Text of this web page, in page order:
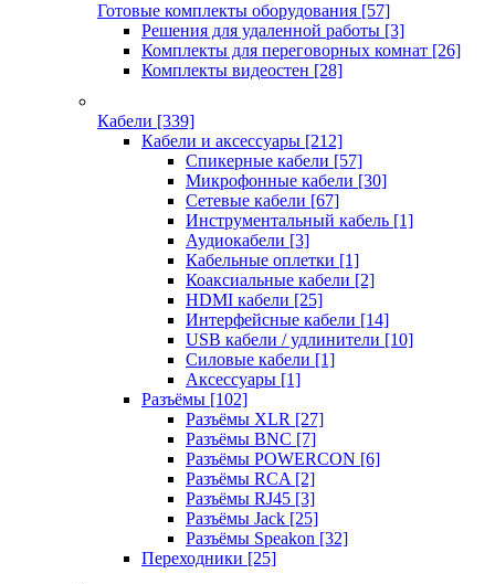
Готовые комплекты оборудования [57]
Решения для удаленной работы [3]
Комплекты для переговорных комнат [26]
Комплекты видеостен [28]
Кабели [339]
Кабели и аксессуары [212]
Спикерные кабели [57]
Микрофонные кабели [30]
Сетевые кабели [67]
Инструментальный кабель [1]
Аудиокабели [3]
Кабельные оплетки [1]
Коаксиальные кабели [2]
HDMI кабели [25]
Интерфейсные кабели [14]
USB кабели / удлинители [10]
Силовые кабели [1]
Аксессуары [1]
Разъёмы [102]
Разъёмы XLR [27]
Разъёмы BNC [7]
Разъёмы POWERCON [6]
Разъёмы RCA [2]
Разъёмы RJ45 [3]
Разъёмы Jack [25]
Разъёмы Speakon [32]
Переходники [25]